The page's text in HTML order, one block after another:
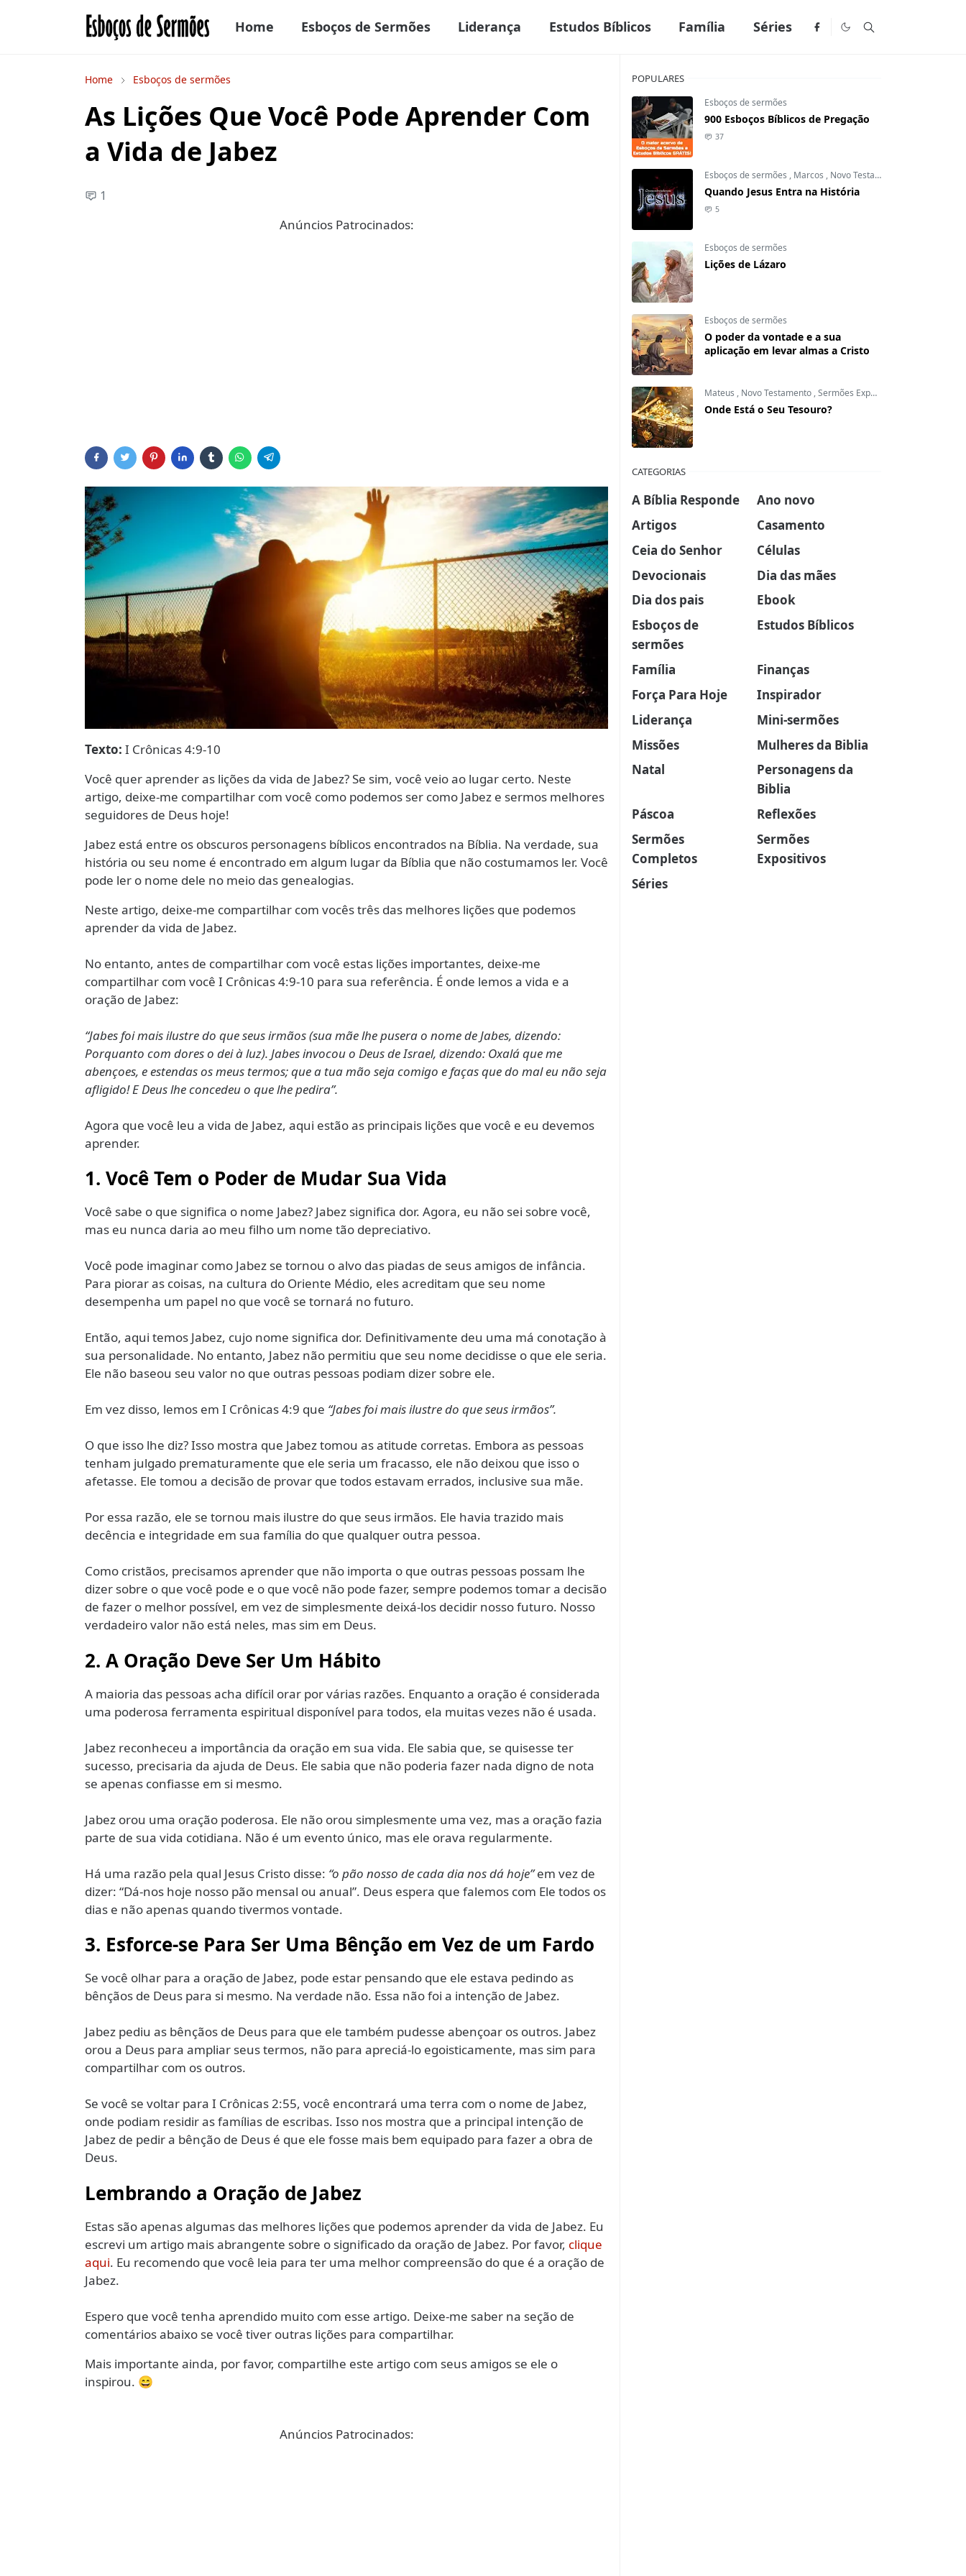
Home Esboços de Sermões Liderança Estudos Bíblicos Família Séries
Home Esboços de sermões
As Lições Que Você Pode Aprender Com
a Vida de Jabez
1
Anúncios Patrocinados:
Texto: I Crônicas 4:9-10
Você quer aprender as lições da vida de Jabez? Se sim, você veio ao lugar certo. Neste
artigo, deixe-me compartilhar com você como podemos ser como Jabez e sermos melhores
seguidores de Deus hoje!
Jabez está entre os obscuros personagens bíblicos encontrados na Bíblia. Na verdade, sua
história ou seu nome é encontrado em algum lugar da Bíblia que não costumamos ler. Você
pode ler o nome dele no meio das genealogias.
Neste artigo, deixe-me compartilhar com vocês três das melhores lições que podemos
aprender da vida de Jabez.
No entanto, antes de compartilhar com você estas lições importantes, deixe-me
compartilhar com você I Crônicas 4:9-10 para sua referência. É onde lemos a vida e a
oração de Jabez:
“Jabes foi mais ilustre do que seus irmãos (sua mãe lhe pusera o nome de Jabes, dizendo:
Porquanto com dores o dei à luz). Jabes invocou o Deus de Israel, dizendo: Oxalá que me
abençoes, e estendas os meus termos; que a tua mão seja comigo e faças que do mal eu não seja
afligido! E Deus lhe concedeu o que lhe pedira”.
Agora que você leu a vida de Jabez, aqui estão as principais lições que você e eu devemos
aprender.
1. Você Tem o Poder de Mudar Sua Vida
Você sabe o que significa o nome Jabez? Jabez significa dor. Agora, eu não sei sobre você,
mas eu nunca daria ao meu filho um nome tão depreciativo.
Você pode imaginar como Jabez se tornou o alvo das piadas de seus amigos de infância.
Para piorar as coisas, na cultura do Oriente Médio, eles acreditam que seu nome
desempenha um papel no que você se tornará no futuro.
Então, aqui temos Jabez, cujo nome significa dor. Definitivamente deu uma má conotação à
sua personalidade. No entanto, Jabez não permitiu que seu nome decidisse o que ele seria.
Ele não baseou seu valor no que outras pessoas podiam dizer sobre ele.
Em vez disso, lemos em I Crônicas 4:9 que “Jabes foi mais ilustre do que seus irmãos”.
O que isso lhe diz? Isso mostra que Jabez tomou as atitude corretas. Embora as pessoas
tenham julgado prematuramente que ele seria um fracasso, ele não deixou que isso o
afetasse. Ele tomou a decisão de provar que todos estavam errados, inclusive sua mãe.
Por essa razão, ele se tornou mais ilustre do que seus irmãos. Ele havia trazido mais
decência e integridade em sua família do que qualquer outra pessoa.
Como cristãos, precisamos aprender que não importa o que outras pessoas possam lhe
dizer sobre o que você pode e o que você não pode fazer, sempre podemos tomar a decisão
de fazer o melhor possível, em vez de simplesmente deixá-los decidir nosso futuro. Nosso
verdadeiro valor não está neles, mas sim em Deus.
2. A Oração Deve Ser Um Hábito
A maioria das pessoas acha difícil orar por várias razões. Enquanto a oração é considerada
uma poderosa ferramenta espiritual disponível para todos, ela muitas vezes não é usada.
Jabez reconheceu a importância da oração em sua vida. Ele sabia que, se quisesse ter
sucesso, precisaria da ajuda de Deus. Ele sabia que não poderia fazer nada digno de nota
se apenas confiasse em si mesmo.
Jabez orou uma oração poderosa. Ele não orou simplesmente uma vez, mas a oração fazia
parte de sua vida cotidiana. Não é um evento único, mas ele orava regularmente.
Há uma razão pela qual Jesus Cristo disse: “o pão nosso de cada dia nos dá hoje”em vez de
dizer: “Dá-nos hoje nosso pão mensal ou anual”. Deus espera que falemos com Ele todos os
dias e não apenas quando tivermos vontade.
3. Esforce-se Para Ser Uma Bênção em Vez de um Fardo
Se você olhar para a oração de Jabez, pode estar pensando que ele estava pedindo as
bênçãos de Deus para si mesmo. Na verdade não. Essa não foi a intenção de Jabez.
Jabez pediu as bênçãos de Deus para que ele também pudesse abençoar os outros. Jabez
orou a Deus para ampliar seus termos, não para apreciá-lo egoisticamente, mas sim para
compartilhar com os outros.
Se você se voltar para I Crônicas 2:55, você encontrará uma terra com o nome de Jabez,
onde podiam residir as famílias de escribas. Isso nos mostra que a principal intenção de
Jabez de pedir a bênção de Deus é que ele fosse mais bem equipado para fazer a obra de
Deus.
Lembrando a Oração de Jabez
Estas são apenas algumas das melhores lições que podemos aprender da vida de Jabez. Eu
escrevi um artigo mais abrangente sobre o significado da oração de Jabez. Por favor, clique
aqui. Eu recomendo que você leia para ter uma melhor compreensão do que é a oração de
Jabez.
Espero que você tenha aprendido muito com esse artigo. Deixe-me saber na seção de
comentários abaixo se você tiver outras lições para compartilhar.
Mais importante ainda, por favor, compartilhe este artigo com seus amigos se ele o
inspirou. 😄
Anúncios Patrocinados:
POPULARES
Esboços de sermões
900 Esboços Bíblicos de Pregação
37
Esboços de sermões , Marcos , Novo Testamento
Quando Jesus Entra na História
5
Esboços de sermões
Lições de Lázaro
Esboços de sermões
O poder da vontade e a sua
aplicação em levar almas a Cristo
Mateus , Novo Testamento ,Sermões Expositivos
Onde Está o Seu Tesouro?
CATEGORIAS
A Bíblia Responde
Ano novo
Artigos
Casamento
Ceia do Senhor
Células
Devocionais
Dia das mães
Dia dos pais
Ebook
Esboços de
sermões
Estudos Bíblicos
Família
Finanças
Força Para Hoje
Inspirador
Liderança
Mini-sermões
Missões
Mulheres da Biblia
Natal
Personagens da
Biblia
Páscoa
Reflexões
Sermões
Completos
Sermões
Expositivos
Séries